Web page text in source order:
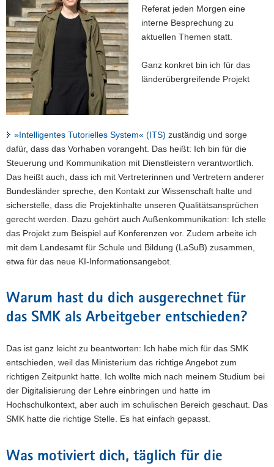
Referat jeden Morgen eine
interne Besprechung zu
aktuellen Themen statt.
Ganz konkret bin ich für das
länderübergreifende Projekt
»Intelligentes Tutorielles System« (ITS) zuständig und sorge
dafür, dass das Vorhaben vorangeht. Das heißt: Ich bin für die
Steuerung und Kommunikation mit Dienstleistern verantwortlich.
Das heißt auch, dass ich mit Vertreterinnen und Vertretern anderer
Bundesländer spreche, den Kontakt zur Wissenschaft halte und
sicherstelle, dass die Projektinhalte unseren Qualitätsansprüchen
gerecht werden. Dazu gehört auch Außenkommunikation: Ich stelle
das Projekt zum Beispiel auf Konferenzen vor. Zudem arbeite ich
mit dem Landesamt für Schule und Bildung (LaSuB) zusammen,
etwa für das neue KI-Informationsangebot.
Warum hast du dich ausgerechnet für
das SMK als Arbeitgeber entschieden?
Das ist ganz leicht zu beantworten: Ich habe mich für das SMK
entschieden, weil das Ministerium das richtige Angebot zum
richtigen Zeitpunkt hatte. Ich wollte mich nach meinem Studium bei
der Digitalisierung der Lehre einbringen und hatte im
Hochschulkontext, aber auch im schulischen Bereich geschaut. Das
SMK hatte die richtige Stelle. Es hat einfach gepasst.
Was motiviert dich, täglich für die